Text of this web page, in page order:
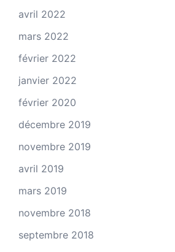
avril 2022
mars 2022
février 2022
janvier 2022
février 2020
décembre 2019
novembre 2019
avril 2019
mars 2019
novembre 2018
septembre 2018